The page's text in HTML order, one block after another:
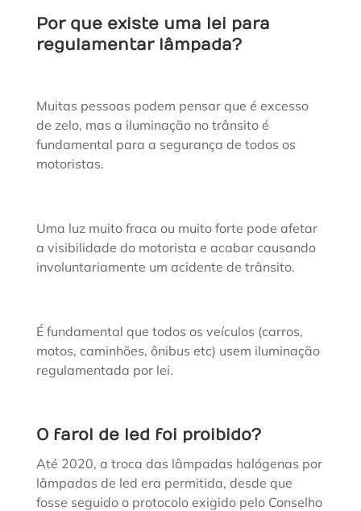
Por que existe uma lei para
regulamentar lâmpada?
Muitas pessoas podem pensar que é excesso
de zelo, mas a iluminação no trânsito é
fundamental para a segurança de todos os
motoristas.
Uma luz muito fraca ou muito forte pode afetar
a visibilidade do motorista e acabar causando
involuntariamente um acidente de trânsito.
É fundamental que todos os veículos (carros,
motos, caminhões, ônibus etc) usem iluminação
regulamentada por lei.
O farol de led foi proibido?
Até 2020, a troca das lâmpadas halógenas por
lâmpadas de led era permitida, desde que
fosse seguido o protocolo exigido pelo Conselho